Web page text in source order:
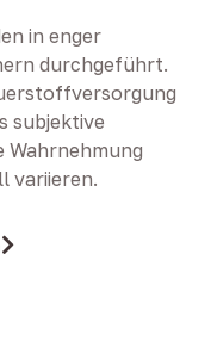
in enger
durchgeführt.
subjektive
Wahrnehmung
variieren.